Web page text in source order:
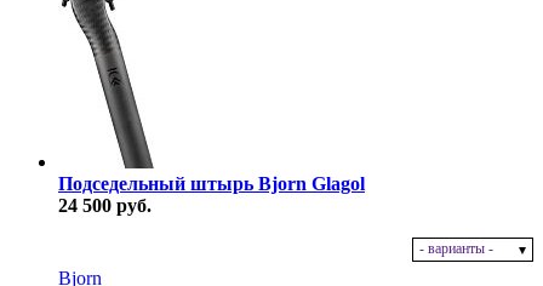
Подседельный штырь Bjorn Glagol
24 500 руб.
- варианты -
Bjorn